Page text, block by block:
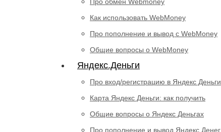
Как использовать WebMoney
Про пополнение и вывод с WebMoney
Общие вопросы о WebMoney
Яндекс.Деньги
Про вход/регистрацию в Яндекс Деньги
Карта Яндекс Деньги: как получить
Общие вопросы о Яндекс Деньгах
Про пополнение и вывод Яндекс Денег